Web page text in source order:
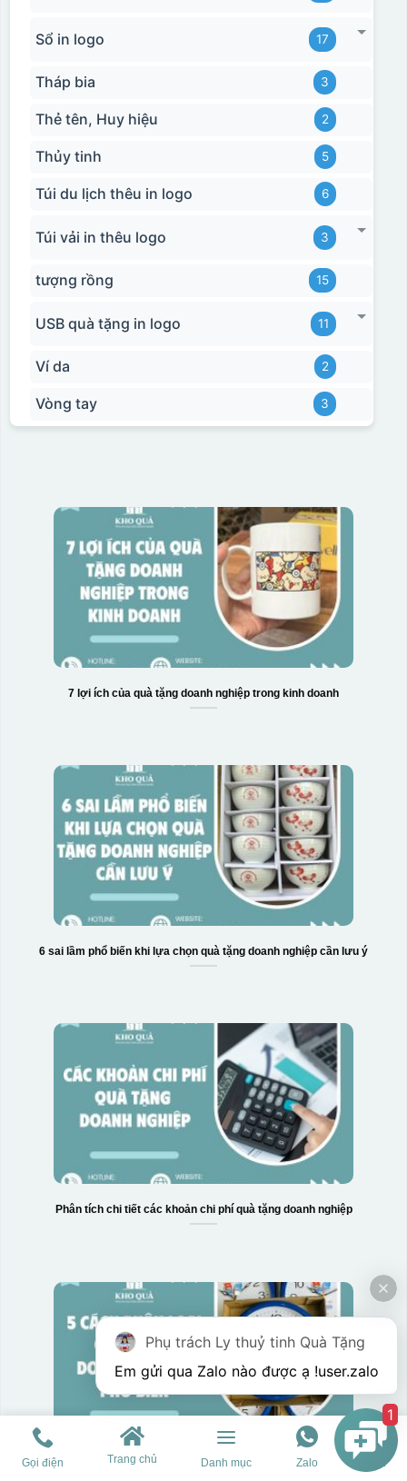
Sổ in logo 17
Tháp bia 3
Thẻ tên, Huy hiệu 2
Thủy tinh 5
Túi du lịch thêu in logo 6
Túi vải in thêu logo 3
tượng rồng 15
USB quà tặng in logo 11
Ví da 2
Vòng tay 3
7 lợi ích của quà tặng doanh nghiệp trong kinh doanh
6 sai lầm phổ biến khi lựa chọn quà tặng doanh nghiệp cần lưu ý
Phân tích chi tiết các khoản chi phí quà tặng doanh nghiệp
Hướng dẫn phân loại quà tặng doanh nghiệp
Gọi điện Trang chủ Danh mục Zalo
Phụ trách Ly thuỷ tinh Quà Tặng
Em gửi qua Zalo nào được ạ !user.zalo
1